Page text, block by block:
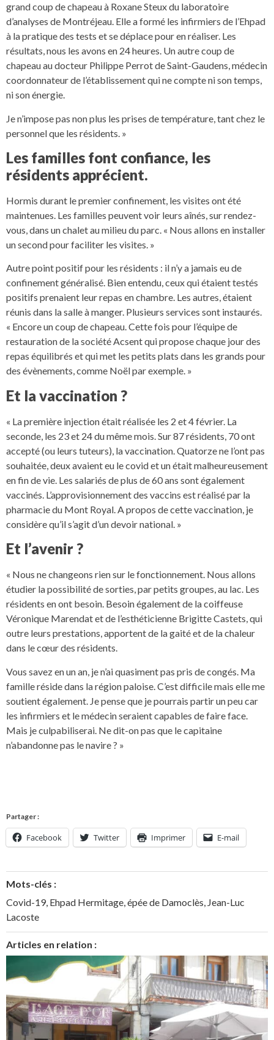
grand coup de chapeau à Roxane Steux du laboratoire
d’analyses de Montréjeau. Elle a formé les infirmiers de l’Ehpad
à la pratique des tests et se déplace pour en réaliser. Les
résultats, nous les avons en 24 heures. Un autre coup de
chapeau au docteur Philippe Perrot de Saint-Gaudens, médecin
coordonnateur de l’établissement qui ne compte ni son temps,
ni son énergie.
Je n’impose pas non plus les prises de température, tant chez le
personnel que les résidents. »
Les familles font confiance, les
résidents apprécient.
Hormis durant le premier confinement, les visites ont été
maintenues. Les familles peuvent voir leurs aînés, sur rendez-
vous, dans un chalet au milieu du parc. « Nous allons en installer
un second pour faciliter les visites. »
Autre point positif pour les résidents : il n’y a jamais eu de
confinement généralisé. Bien entendu, ceux qui étaient testés
positifs prenaient leur repas en chambre. Les autres, étaient
réunis dans la salle à manger. Plusieurs services sont instaurés.
« Encore un coup de chapeau. Cette fois pour l’équipe de
restauration de la société Acsent qui propose chaque jour des
repas équilibrés et qui met les petits plats dans les grands pour
des évènements, comme Noël par exemple. »
Et la vaccination ?
« La première injection était réalisée les 2 et 4 février. La
seconde, les 23 et 24 du même mois. Sur 87 résidents, 70 ont
accepté (ou leurs tuteurs), la vaccination. Quatorze ne l’ont pas
souhaitée, deux avaient eu le covid et un était malheureusement
en fin de vie. Les salariés de plus de 60 ans sont également
vaccinés. L’approvisionnement des vaccins est réalisé par la
pharmacie du Mont Royal. A propos de cette vaccination, je
considère qu’il s’agit d’un devoir national. »
Et l’avenir ?
« Nous ne changeons rien sur le fonctionnement. Nous allons
étudier la possibilité de sorties, par petits groupes, au lac. Les
résidents en ont besoin. Besoin également de la coiffeuse
Véronique Marendat et de l’esthéticienne Brigitte Castets, qui
outre leurs prestations, apportent de la gaité et de la chaleur
dans le cœur des résidents.
Vous savez en un an, je n’ai quasiment pas pris de congés. Ma
famille réside dans la région paloise. C’est difficile mais elle me
soutient également. Je pense que je pourrais partir un peu car
les infirmiers et le médecin seraient capables de faire face.
Mais je culpabiliserai. Ne dit-on pas que le capitaine
n’abandonne pas le navire ? »
Partager :
Facebook Twitter Imprimer E-mail
Mots-clés :
Covid-19 Ehpad Hermitage épée de Damoclès Jean-Luc
Lacoste
Articles en relation :